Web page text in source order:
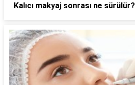
Kalıcı makyaj sonrası ne sürülür?